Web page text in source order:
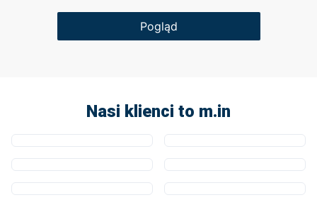
Pogląd
Nasi klienci to m.in